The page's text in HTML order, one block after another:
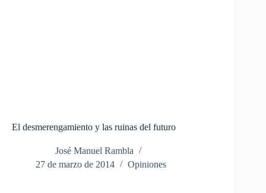
El desmerengamiento y las ruinas del futuro
José Manuel Rambla
27 de marzo de 2014
Opiniones